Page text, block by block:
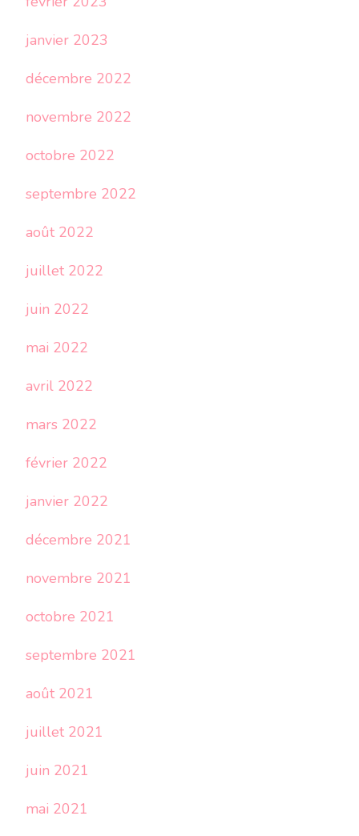
janvier 2023
décembre 2022
novembre 2022
octobre 2022
septembre 2022
août 2022
juillet 2022
juin 2022
mai 2022
avril 2022
mars 2022
février 2022
janvier 2022
décembre 2021
novembre 2021
octobre 2021
septembre 2021
août 2021
juillet 2021
juin 2021
mai 2021